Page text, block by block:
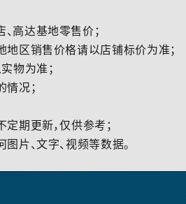
高达基地零售价；
区销售价格请以店铺标价为准；
物为准；
况；
期更新，仅供参考；
片、文字、视频等数据。